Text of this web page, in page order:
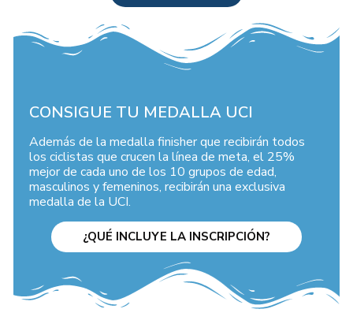
CONSIGUE TU MEDALLA UCI
Además de la medalla finisher que recibirán todos
los ciclistas que crucen la línea de meta, el 25%
mejor de cada uno de los 10 grupos de edad,
masculinos y femeninos, recibirán una exclusiva
medalla de la UCI.
¿QUÉ INCLUYE LA INSCRIPCIÓN?